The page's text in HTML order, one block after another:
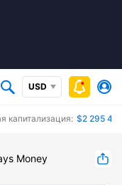
USD
капитализация: $2 295
Money